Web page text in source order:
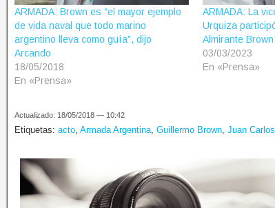
ARMADA: Brown es “el mayor ejemplo
de vida naval que todo marino
argentino lleva como guía”, dijo
Arcando
18/05/2018
En «Prensa»
ARMADA: La
Urquiza
Almirante Brown
03/03/2023
En «Prensa»
Actualizado: 18/05/2018 — 10:42
Etiquetas: acto, Armada Argentina, Guillermo Brown, Juan